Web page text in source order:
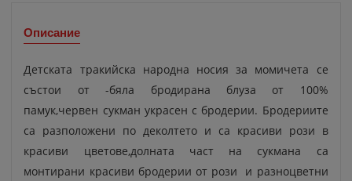
Описание
Детската тракийска народна носия за момичета се
състои от -бяла бродирана блуза от 100%
памук,червен сукман украсен с бродерии. Бродериите
са разположени по деколтето и са красиви рози в
красиви цветове,долната част на сукмана са
монтирани красиви бродерии от рози и разноцветни